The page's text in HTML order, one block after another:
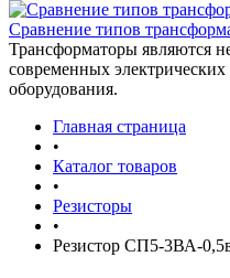
Сравнение типов
Трансформаторы являются
современных
оборудования.
Главная страница
•
Каталог товаров
•
Резисторы
•
Резистор СП5-3ВА-